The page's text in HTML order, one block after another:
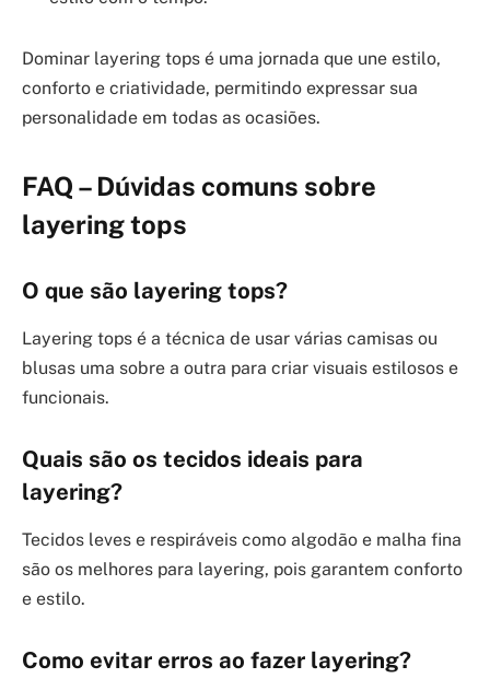
Dominar layering tops é uma jornada que une estilo,
conforto e criatividade, permitindo expressar sua
personalidade em todas as ocasiões.
FAQ – Dúvidas comuns sobre
layering tops
O que são layering tops?
Layering tops é a técnica de usar várias camisas ou
blusas uma sobre a outra para criar visuais estilosos e
funcionais.
Quais são os tecidos ideais para
layering?
Tecidos leves e respiráveis como algodão e malha fina
são os melhores para layering, pois garantem conforto
e estilo.
Como evitar erros ao fazer layering?